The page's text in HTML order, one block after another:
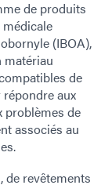
de produits
(IBOA),
matériau
de
aux
problèmes de
associés au
de revêtements